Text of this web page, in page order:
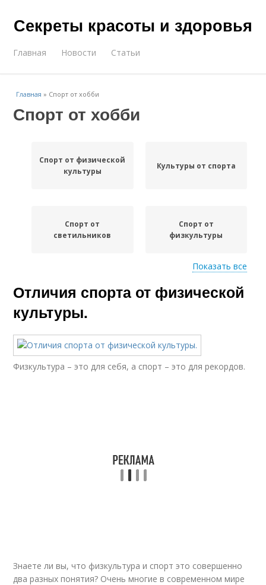
Секреты красоты и здоровья
Главная Новости Статьи
Главная » Спорт от хобби
Спорт от хобби
Спорт от физической
культуры
Культуры от спорта
Спорт от
светильников
Спорт от
физкультуры
Спорт от фитнеса
Показать все
Отличия спорта от физической
культуры.
Физкультура – это для себя, а спорт – это для рекордов.
Знаете ли вы, что физкультура и спорт это совершенно
два разных понятия? Очень многие в современном мире